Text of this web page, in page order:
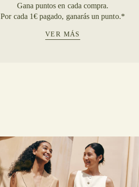
Gana puntos en cada compra.
Por cada 1€ pagado, ganarás un punto.*
VER MÁS